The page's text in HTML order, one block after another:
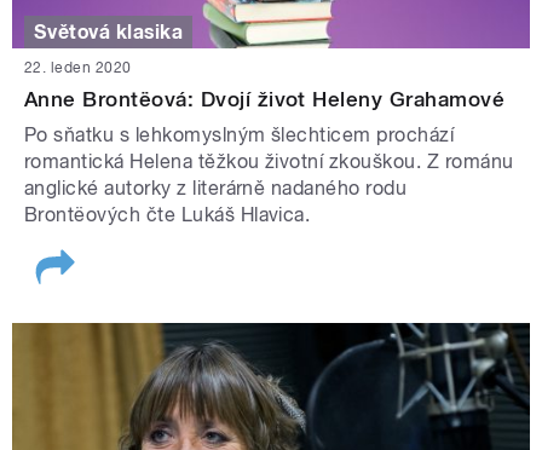
Světová klasika
22. leden 2020
Anne Brontëová: Dvojí život Heleny Grahamové
Po sňatku s lehkomyslným šlechticem prochází
romantická Helena těžkou životní zkouškou. Z románu
anglické autorky z literárně nadaného rodu
Brontëových čte Lukáš Hlavica.